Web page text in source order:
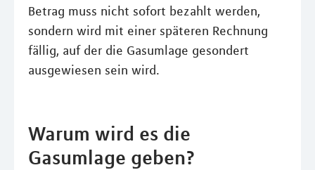
Betrag muss nicht sofort bezahlt werden,
sondern wird mit einer späteren Rechnung
fällig, auf der die Gasumlage gesondert
ausgewiesen sein wird.
Warum wird es die
Gasumlage geben?